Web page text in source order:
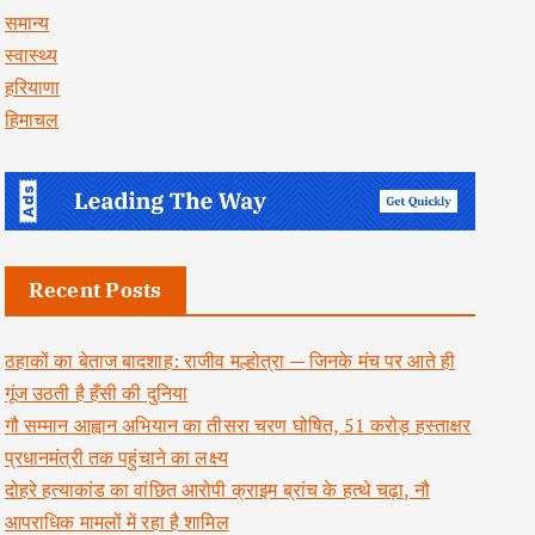
समान्य
स्वास्थ्य
हरियाणा
हिमाचल
Recent Posts
ठहाकों का बेताज बादशाह: राजीव मल्होत्रा — जिनके मंच पर आते ही
गूंज उठती है हँसी की दुनिया
गौ सम्मान आह्वान अभियान का तीसरा चरण घोषित, 51 करोड़ हस्ताक्षर
प्रधानमंत्री तक पहुंचाने का लक्ष्य
दोहरे हत्याकांड का वांछित आरोपी क्राइम ब्रांच के हत्थे चढ़ा, नौ
आपराधिक मामलों में रहा है शामिल